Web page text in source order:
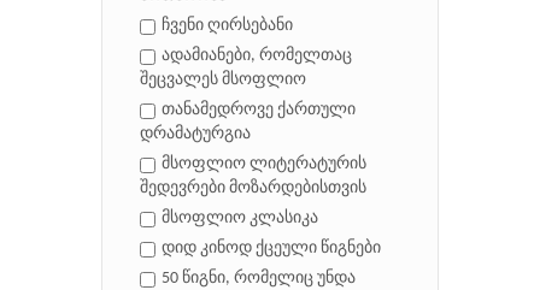
ჩვენი ღირსებანი
ადამიანები, რომელთაც
შეცვალეს მსოფლიო
თანამედროვე ქართული
დრამატურგია
მსოფლიო ლიტერატურის
შედევრები მოზარდებისთვის
მსოფლიო კლასიკა
დიდ კინოდ ქცეული წიგნები
50 წიგნი, რომელიც უნდა